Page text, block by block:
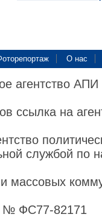
О нас
агентство
ссылка на
службой по
массовых
№ ФС77-82171